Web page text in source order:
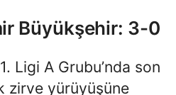
Büyükşehir: 3-0
Ligi A Grubu’nda son
zirve yürüyüşüne